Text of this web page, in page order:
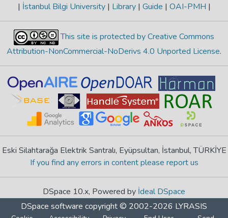
| İstanbul Bilgi University | Library | Guide | OAI-PMH |
This site is protected by Creative Commons
Attribution-NonCommercial-NoDerivs 4.0 Unported License.
Eski Silahtarağa Elektrik Santralı, Eyüpsultan, İstanbul, TÜRKİYE
If you find any errors in content please report us
DSpace 10.x, Powered by İdeal DSpace
DSpace software copyright © 2002-2026 LYRASIS